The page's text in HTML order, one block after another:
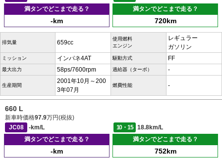
満タンでどこまで走る？
-km
満タンでどこまで走る？
720km
排気量 659cc
使用燃料
エンジン
レギュラー
ガソリン
ミッション インパネ4AT 駆動方式 FF
最大出力 58ps/7600rpm 過給器（ターボ） -
生産期間
2001年10月～200
3年07月
燃費性能 -
660 L
新車時価格97.9万円(税抜)
JC08
-km/L 10・15
18.8km/L
満タンでどこまで走る？
-km
満タンでどこまで走る？
752km